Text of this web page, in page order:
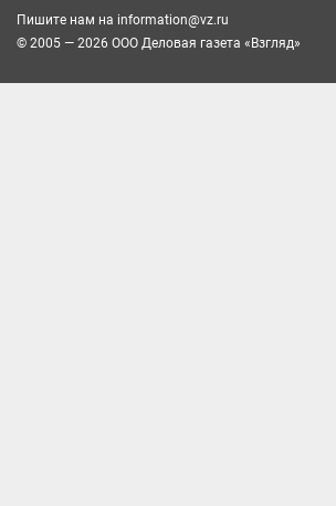
Пишите нам на information@vz.ru
© 2005 — 2026 ООО Деловая газета «Взгляд»